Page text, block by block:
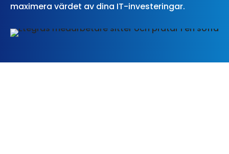
maximera värdet av dina IT-investeringar.